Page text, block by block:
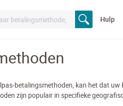
Hulp
betalingsmethoden, kan het dat
zijn populair in specifieke